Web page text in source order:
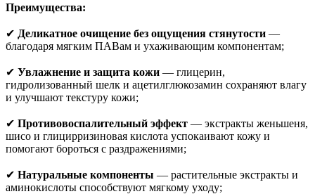
Преимущества:
✔ Деликатное очищение без ощущения стянутости —
благодаря мягким ПАВам и ухаживающим компонентам;
✔ Увлажнение и защита кожи — глицерин,
гидролизованный шелк и ацетилглюкозамин сохраняют влагу
и улучшают текстуру кожи;
✔ Противовоспалительный эффект — экстракты женьшеня,
шисо и глицирризиновая кислота успокаивают кожу и
помогают бороться с раздражениями;
✔ Натуральные компоненты — растительные экстракты и
аминокислоты способствуют мягкому уходу;